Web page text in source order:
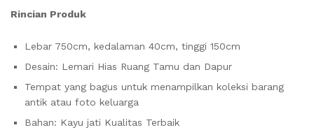
Rincian Produk
Lebar 750cm, kedalaman 40cm, tinggi 150cm
Desain: Lemari Hias Ruang Tamu dan Dapur
Tempat yang bagus untuk menampilkan koleksi barang
antik atau foto keluarga
Bahan: Kayu jati Kualitas Terbaik